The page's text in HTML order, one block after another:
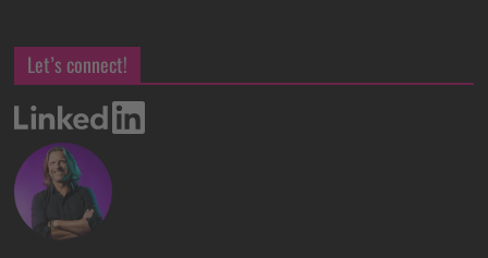
Let’s connect!